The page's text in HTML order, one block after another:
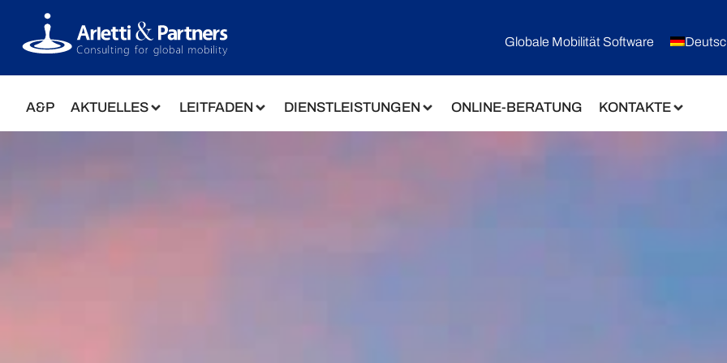
Globale Mobilität Software
A&P AKTUELLES LEITFADEN DIENSTLEISTUNGEN ONLINE-BERATUNG KONTAKTE